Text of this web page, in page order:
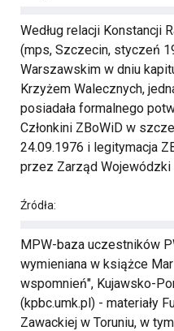
Według relacji Konstancji
(mps, Szczecin, styczeń
Warszawskim w dniu
Krzyżem Walecznych,
posiadała formalnego
Członkini ZBoWiD w
24.09.1976 i legitymacja
przez Zarząd
Źródła:
MPW-baza uczestników
wymieniana w książce
wspomnień", Kujawsko-
(kpbc.umk.pl) - materiały
Zawackiej w Toruniu, w